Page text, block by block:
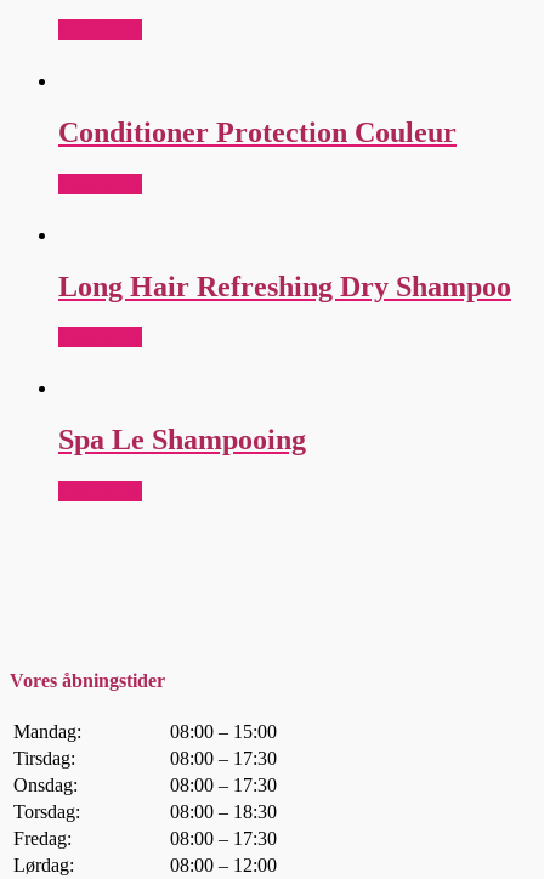
Conditioner Protection Couleur
Long Hair Refreshing Dry Shampoo
Spa Le Shampooing
Vores åbningstider
Mandag:
08:00 – 15:00
Tirsdag:
08:00 – 17:30
Onsdag:
08:00 – 17:30
Torsdag:
08:00 – 18:30
Fredag:
08:00 – 17:30
Lørdag:
08:00 – 12:00